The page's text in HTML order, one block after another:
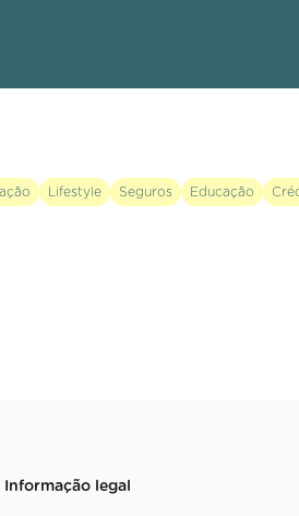
Lifestyle Seguros Educação
Informação legal